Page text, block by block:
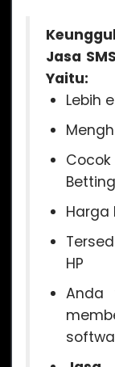
Jasa
Yaitu:
Lebih
Betting
Harga
HP
Anda